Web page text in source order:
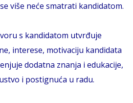
više neće smatrati kandidatom.
s kandidatom utvrđuje
interese, motivaciju kandidata
dodatna znanja i edukacije,
i postignuća u radu.